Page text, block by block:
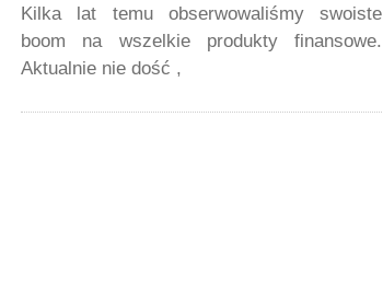
Kilka lat temu obserwowaliśmy swoiste
boom na wszelkie produkty finansowe.
Aktualnie nie dość ,